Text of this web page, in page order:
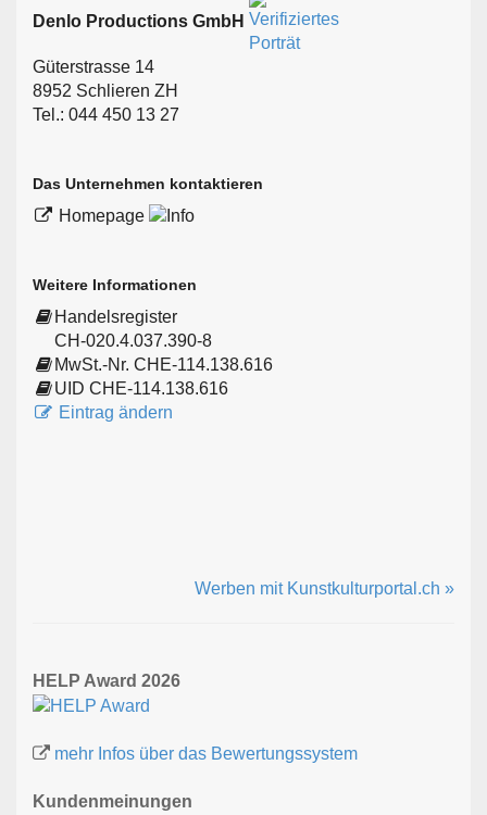
Denlo Productions GmbH
Güterstrasse 14
8952 Schlieren ZH
Tel.: 044 450 13 27
Das Unternehmen kontaktieren
Homepage
Weitere Informationen
Handelsregister
CH-020.4.037.390-8
MwSt.-Nr. CHE-114.138.616
UID CHE-114.138.616
Eintrag ändern
Werben mit Kunstkulturportal.ch »
HELP Award 2026
mehr Infos über das Bewertungssystem
Kundenmeinungen